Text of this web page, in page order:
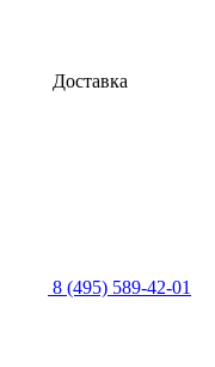
Доставка
8 (495) 589-42-01